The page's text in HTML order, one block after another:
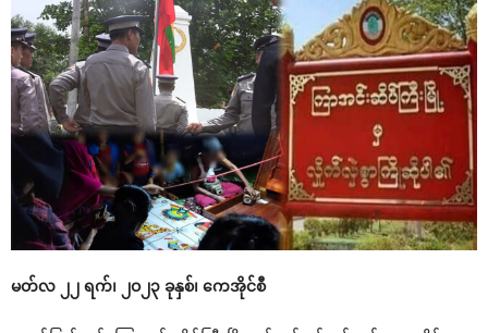
မတ်လ ၂၂ ရက်၊ ၂ဝ၂၃ ခုနှစ်၊ ကေအိုင်စီ